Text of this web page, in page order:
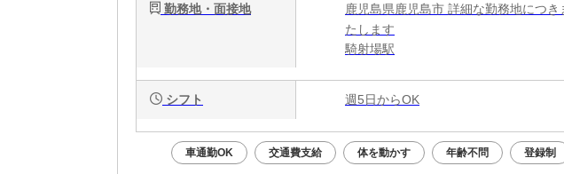
勤務地・面接地
鹿児島県鹿児島市 詳細な勤務地につ
たします
騎射場駅
シフト 週5日からOK
車通勤OK 交通費支給 体を動かす 年齢不問 登録制